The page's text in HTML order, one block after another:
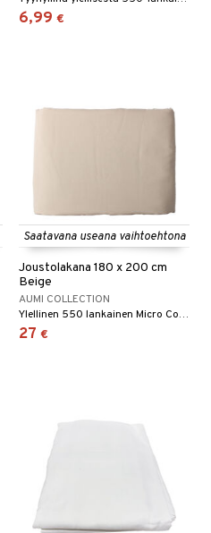
6,99 €
Saatavana useana vaihtoehtona
Joustolakana 180 x 200 cm
Beige
AUMI COLLECTION
Ylellinen 550 lankainen Micro Cotton -kuminauhalakana.
27 €